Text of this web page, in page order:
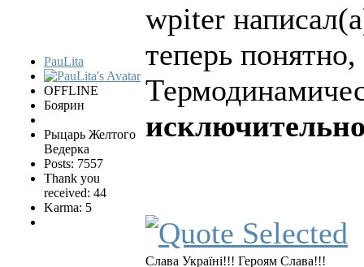
PauLita
OFFLINE
Боярин
Рыцарь Желтого
Ведерка
Posts: 7557
Thank you
received: 44
Karma: 5
wpiter
теперь
Слава Україні!!! Героям Слава!!!